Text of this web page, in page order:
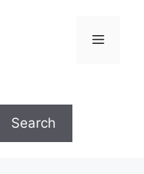
Menu
Search